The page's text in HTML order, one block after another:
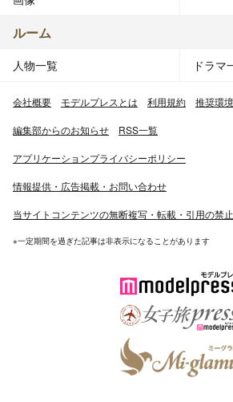
ルーム
人物一覧 ドラマ
会社概要 モデルプレスとは 利用規約 推奨環境
編集部からのお知らせ RSS一覧
アプリケーションプライバシーポリシー
情報提供・広告掲載・お問い合わせ
当サイトコンテンツの無断複写・転載・引用の禁
※一定期間を過ぎた記事は非表示になることがあります